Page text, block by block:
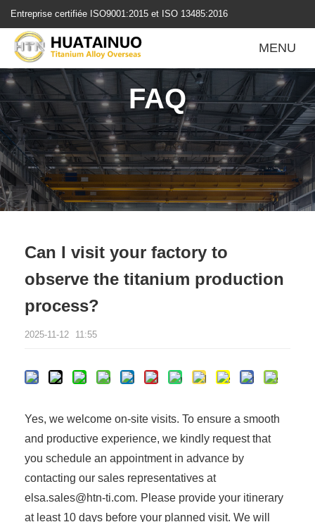
转
容
Entreprise certifiée ISO9001:2015 et ISO 13485:2016
MENU
FAQ
Can I visit your factory to
observe the titanium production
process?
2025-11-12 11:55
Yes, we welcome on-site visits. To ensure a smooth
and productive experience, we kindly request that
you schedule an appointment in advance by
contacting our sales representatives at
elsa.sales@htn-ti.com. Please provide your itinerary
at least 10 days before your planned visit. We will